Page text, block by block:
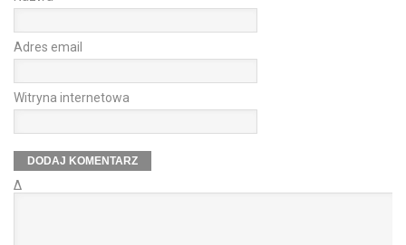
Adres email
Witryna internetowa
Δ